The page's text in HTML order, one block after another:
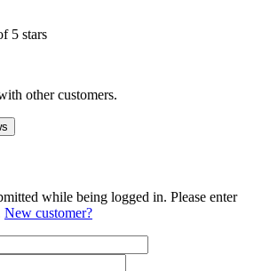
5 stars
other customers.
while being logged in. Please enter
New customer?